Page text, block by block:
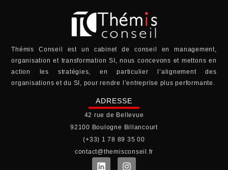
Thémis Conseil est un cabinet de conseil en management,
organisation et transformation SI, nous concevons et mettons en
action les stratégies, en particulier l’alignement des
organisations et du SI, pour rendre l’entreprise plus performante.
ADRESSE
42 rue de Bellevue
92100 Boulogne Billancourt
(+33) 1 78 89 35 00
contact@themisconseil.fr